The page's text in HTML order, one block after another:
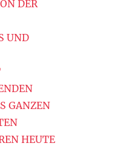
DER
UND
GANZEN
HEUTE